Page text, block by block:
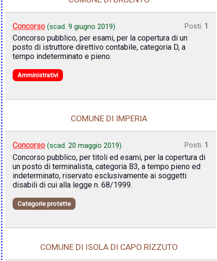
Concorso (scad. 9 giugno 2019) Posti: 1
Concorso pubblico, per esami, per la copertura di un
posto di istruttore direttivo contabile, categoria D, a
tempo indeterminato e pieno.
Amministrativi
COMUNE DI IMPERIA
Concorso (scad. 20 maggio 2019) Posti: 1
Concorso pubblico, per titoli ed esami, per la copertura di
un posto di terminalista, categoria B3, a tempo pieno ed
indeterminato, riservato esclusivamente ai soggetti
disabili di cui alla legge n. 68/1999.
Categorie protette
COMUNE DI ISOLA DI CAPO RIZZUTO